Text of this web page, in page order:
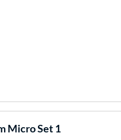
Micro Set 1